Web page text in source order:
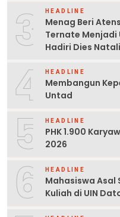
3 HEADLINE
Menag Beri
Ternate Menjadi
Hadiri Dies
4 HEADLINE
Membangun
Untad
5 HEADLINE
PHK 1.900
2026
6 HEADLINE
Mahasiswa Asal
Kuliah di UIN